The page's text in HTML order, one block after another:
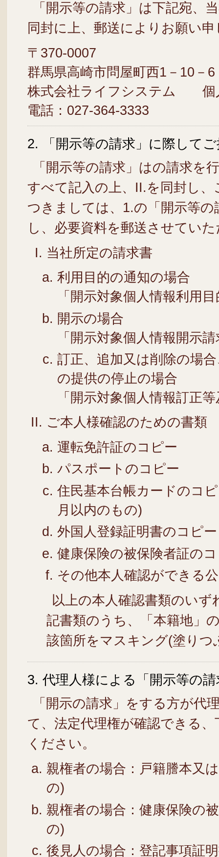
「開示等の請求」は下記宛、
同封に上、郵送によりお願い
〒370-0007
群馬県高崎市問屋町西1－10－6
株式会社ライフシステム 個
電話：027-364-3333
2. 「開示等の請求」に際して
「開示等の請求」はの請求を
すべて記入の上、II.を同封し
つきましては、1.の「開示等
し、必要資料を郵送させてい
当社所定の請求書
利用目的の通知の場合
「開示対象個人情報利用
開示の場合
「開示対象個人情報開示
訂正、追加又は削除の場
の提供の停止の場合
「開示対象個人情報訂正
ご本人様確認のための書類
運転免許証のコピー
パスポートのコピー
住民基本台帳カードのコ
月以内のもの)
外国人登録証明書のコピー
健康保険の被保険者証の
その他本人確認ができる
以上の本人確認書類のい
記書類のうち、「本籍地」
該箇所をマスキング(塗り
3. 代理人様による「開示等の
「開示の請求」をする方が代
て、法定代理権が確認できる
ください。
親権者の場合：戸籍謄本又
の)
親権者の場合：健康保険の
の)
後見人の場合：登記事項証